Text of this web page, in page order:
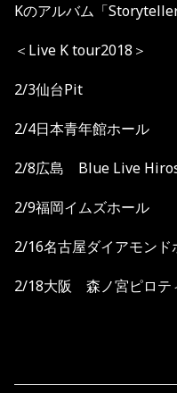
Kのアルバム「
＜Live K tour2018＞
2/3仙台Pit
2/4日本青年館ホール
2/8広島 Blue Live
2/9福岡イムズホール
2/16名古屋ダイアモンド
2/18大阪 森ノ宮ピロテ